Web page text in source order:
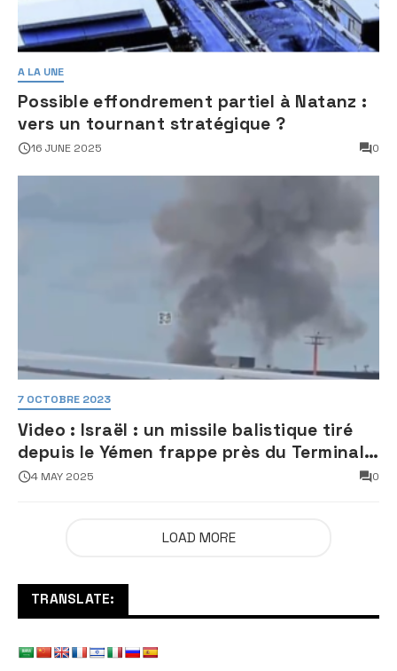
A LA UNE
Possible effondrement partiel à Natanz :
vers un tournant stratégique ?
16 JUNE 2025 0
7 OCTOBRE 2023
Video : Israël : un missile balistique tiré
depuis le Yémen frappe près du Terminal
3 de l’aéroport Ben Gourion
4 MAY 2025 0
LOAD MORE
TRANSLATE: